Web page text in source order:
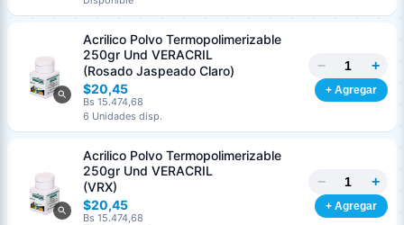
Acrilico Polvo Termopolimerizable
250gr Und VERACRIL
(Rosado Jaspeado Claro)
$20,45
Bs 15.474,68
6 Unidades disp.
− +
+ Agregar
Acrilico Polvo Termopolimerizable
250gr Und VERACRIL
(VRX)
$20,45
Bs 15.474,68
− +
+ Agregar